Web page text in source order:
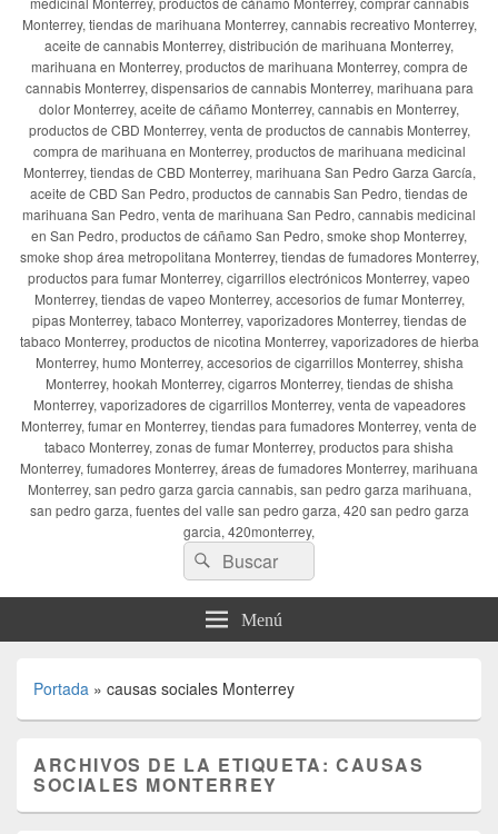
Monterrey, tiendas de marihuana Monterrey, cannabis recreativo Monterrey,
aceite de cannabis Monterrey, distribución de marihuana Monterrey,
marihuana en Monterrey, productos de marihuana Monterrey, compra de
cannabis Monterrey, dispensarios de cannabis Monterrey, marihuana para
dolor Monterrey, aceite de cáñamo Monterrey, cannabis en Monterrey,
productos de CBD Monterrey, venta de productos de cannabis Monterrey,
compra de marihuana en Monterrey, productos de marihuana medicinal
Monterrey, tiendas de CBD Monterrey, marihuana San Pedro Garza García,
aceite de CBD San Pedro, productos de cannabis San Pedro, tiendas de
marihuana San Pedro, venta de marihuana San Pedro, cannabis medicinal
en San Pedro, productos de cáñamo San Pedro, smoke shop Monterrey,
smoke shop área metropolitana Monterrey, tiendas de fumadores Monterrey,
productos para fumar Monterrey, cigarrillos electrónicos Monterrey, vapeo
Monterrey, tiendas de vapeo Monterrey, accesorios de fumar Monterrey,
pipas Monterrey, tabaco Monterrey, vaporizadores Monterrey, tiendas de
tabaco Monterrey, productos de nicotina Monterrey, vaporizadores de hierba
Monterrey, humo Monterrey, accesorios de cigarrillos Monterrey, shisha
Monterrey, hookah Monterrey, cigarros Monterrey, tiendas de shisha
Monterrey, vaporizadores de cigarrillos Monterrey, venta de vapeadores
Monterrey, fumar en Monterrey, tiendas para fumadores Monterrey, venta de
tabaco Monterrey, zonas de fumar Monterrey, productos para shisha
Monterrey, fumadores Monterrey, áreas de fumadores Monterrey, marihuana
Monterrey, san pedro garza garcia cannabis, san pedro garza marihuana,
san pedro garza, fuentes del valle san pedro garza, 420 san pedro garza
garcia, 420monterrey,
Buscar
por:
Buscar
Menú
Portada » causas sociales Monterrey
ARCHIVOS DE LA ETIQUETA:CAUSAS
SOCIALES MONTERREY